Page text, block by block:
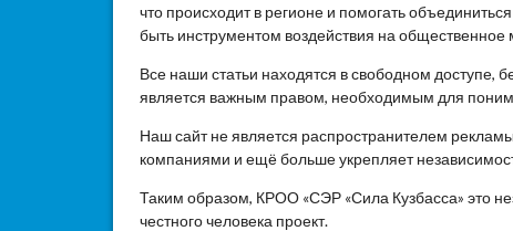
что происходит в регионе и помогать
быть инструментом воздействия на общественное
Все наши статьи находятся в свободном доступе,
является важным правом, необходимым для
Наш сайт не является распространителем
компаниями и ещё больше укрепляет
Таким образом, КРОО «СЭР «Сила Кузбасса» это
честного человека проект.